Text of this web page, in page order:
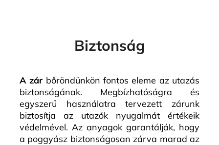
Biztonság
A zár bőröndünkön fontos eleme az utazás
biztonságának. Megbízhatóságra és
egyszerű használatra tervezett zárunk
biztosítja az utazók nyugalmát értékeik
védelmével. Az anyagok garantálják, hogy
a poggyász biztonságosan zárva marad az